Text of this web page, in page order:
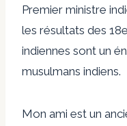
Premier ministre
les résultats des
indiennes sont un
musulmans indiens.
Mon ami est un